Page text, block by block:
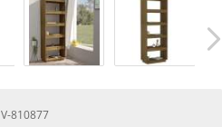
V-810877